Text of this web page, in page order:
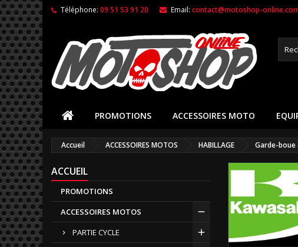
Téléphone: 09 51 53 91 20 Email: contact@motoshop-
PROMOTIONS ACCESSOIRES MOTO
Accueil ACCESSOIRES MOTOS HABILLAGE Garde-
ACCUEIL
PROMOTIONS
ACCESSOIRES MOTOS
PARTIE CYCLE